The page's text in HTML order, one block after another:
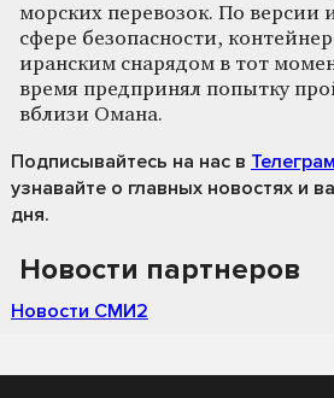
морских перевозок. По версии
сфере безопасности,
иранским снарядом в тот
время предпринял попытку
вблизи Омана.
Подписывайтесь на нас в
узнавайте о главных новостях и
дня.
Новости партнеров
Новости СМИ2